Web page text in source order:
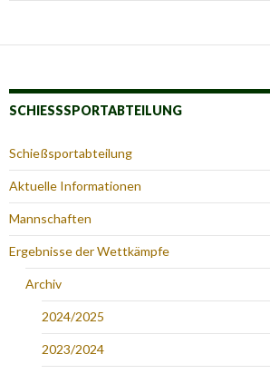
SCHIESSSPORTABTEILUNG
Schießsportabteilung
Aktuelle Informationen
Mannschaften
Ergebnisse der Wettkämpfe
Archiv
2024/2025
2023/2024